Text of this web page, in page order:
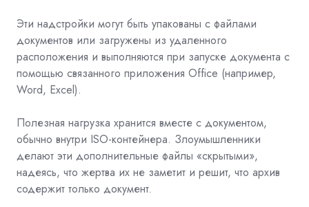
Эти надстройки могут быть упакованы с файлами
документов или загружены из удаленного
расположения и выполняются при запуске документа с
помощью связанного приложения Office (например,
Word, Excel).
Полезная нагрузка хранится вместе с документом,
обычно внутри ISO-контейнера. Злоумышленники
делают эти дополнительные файлы «скрытыми»,
надеясь, что жертва их не заметит и решит, что архив
содержит только документ.